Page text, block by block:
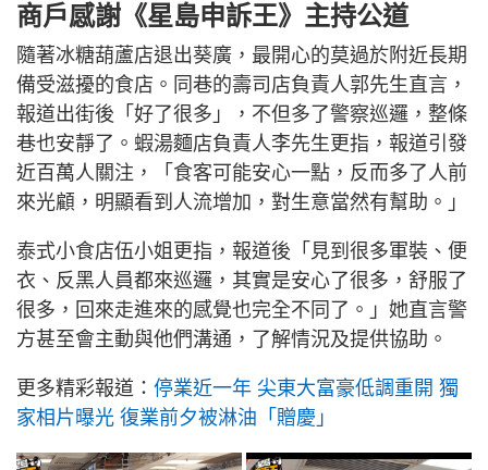
商戶感謝《星島申訴王》主持公道
隨著冰糖葫蘆店退出葵廣，最開心的莫過於附近長期
備受滋擾的食店。同巷的壽司店負責人郭先生直言，
報道出街後「好了很多」，不但多了警察巡邏，整條
巷也安靜了。蝦湯麵店負責人李先生更指，報道引發
近百萬人關注，「食客可能安心一點，反而多了人前
來光顧，明顯看到人流增加，對生意當然有幫助。」
泰式小食店伍小姐更指，報道後「見到很多軍裝、便
衣、反黑人員都來巡邏，其實是安心了很多，舒服了
很多，回來走進來的感覺也完全不同了。」她直言警
方甚至會主動與他們溝通，了解情況及提供協助。
更多精彩報道： 停業近一年 尖東大富豪低調重開 獨
家相片曝光 復業前夕被淋油「贈慶」